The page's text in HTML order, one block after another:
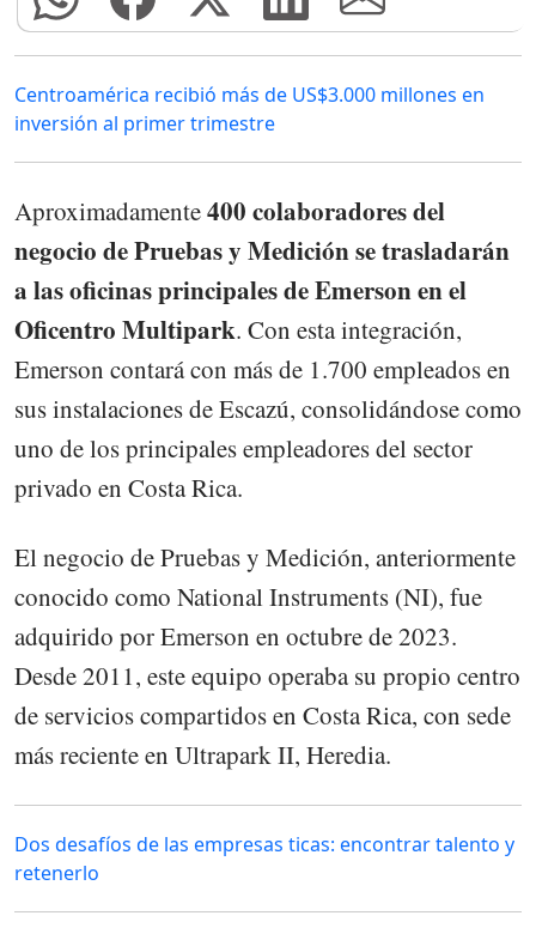
Centroamérica recibió más de US$3.000 millones en
inversión al primer trimestre
Aproximadamente400 colaboradores del
negocio de Pruebas y Medición se trasladarán
a las oficinas principales de Emerson en el
Oficentro Multipark. Con esta integración,
Emerson contará con más de 1.700 empleados en
sus instalaciones de Escazú, consolidándose como
uno de los principales empleadores del sector
privado en Costa Rica.
El negocio de Pruebas y Medición, anteriormente
conocido como National Instruments (NI), fue
adquirido por Emerson en octubre de 2023.
Desde 2011, este equipo operaba su propio centro
de servicios compartidos en Costa Rica, con sede
más reciente en Ultrapark II, Heredia.
Dos desafíos de las empresas ticas: encontrar talento y
retenerlo